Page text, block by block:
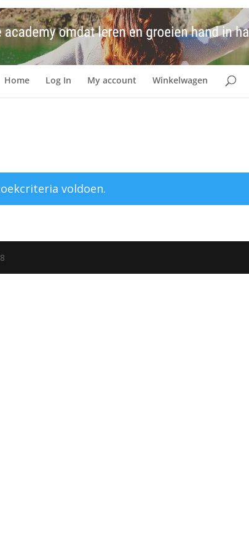
Home Log In My account Winkelwagen
voldoen.